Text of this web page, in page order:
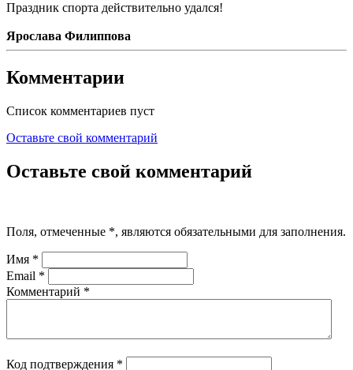
Праздник спорта действительно удался!
Ярослава Филиппова
Комментарии
Список комментариев пуст
Оставьте свой комментарий
Оставьте свой комментарий
Поля, отмеченные *, являются обязательными для заполнения.
Имя *
Email *
Комментарий *
Код подтверждения *